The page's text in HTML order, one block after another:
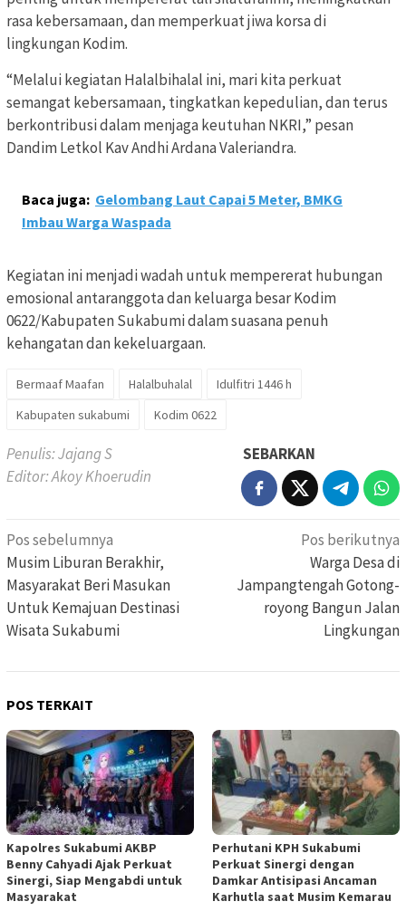
rasa kebersamaan, dan memperkuat jiwa korsa di
lingkungan Kodim.
“Melalui kegiatan Halalbihalal ini, mari kita perkuat
semangat kebersamaan, tingkatkan kepedulian, dan terus
berkontribusi dalam menjaga keutuhan NKRI,” pesan
Dandim Letkol Kav Andhi Ardana Valeriandra.
Baca juga: Gelombang Laut Capai 5 Meter, BMKG
Imbau Warga Waspada
Kegiatan ini menjadi wadah untuk mempererat hubungan
emosional antaranggota dan keluarga besar Kodim
0622/Kabupaten Sukabumi dalam suasana penuh
kehangatan dan kekeluargaan.
Bermaaf Maafan Halalbuhalal
Idulfitri 1446 h
Kabupaten sukabumi
Kodim 0622
Penulis: Jajang S
Editor: Akoy Khoerudin
SEBARKAN
Navigasi
pos
Pos sebelumnya
Musim Liburan Berakhir,
Masyarakat Beri Masukan
Untuk Kemajuan Destinasi
Wisata Sukabumi
Pos berikutnya
Warga Desa di
Jampangtengah Gotong-
royong Bangun Jalan
Lingkungan
POS TERKAIT
Kapolres Sukabumi AKBP
Benny Cahyadi Ajak Perkuat
Sinergi, Siap Mengabdi untuk
Masyarakat
Perhutani KPH Sukabumi
Perkuat Sinergi dengan
Damkar Antisipasi Ancaman
Karhutla saat Musim Kemarau